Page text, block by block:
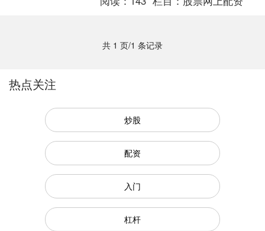
共 1 页/1 条记录
热点关注
炒股
配资
入门
杠杆